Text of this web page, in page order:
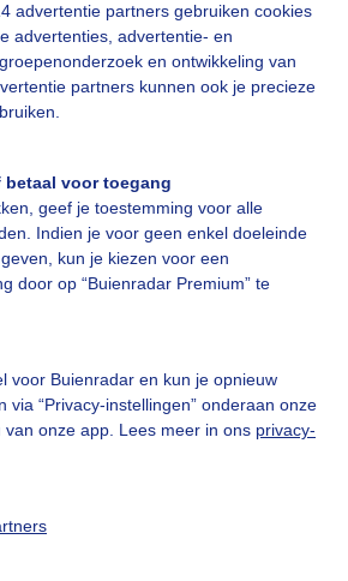
advertentie partners gebruiken cookies
advertenties, advertentie- en
en ontwikkeling van
partners kunnen ook je precieze
voor toegang
geef je toestemming voor alle
Indien je voor geen enkel doeleinde
kun je kiezen voor een
door op “Buienradar Premium” te
voor Buienradar en kun je opnieuw
via “Privacy-instellingen” onderaan onze
onze app. Lees meer in ons privacy-